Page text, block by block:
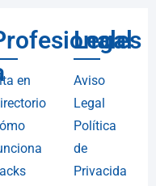
en
Legal
Aviso
Legal
Política
de
Privacida